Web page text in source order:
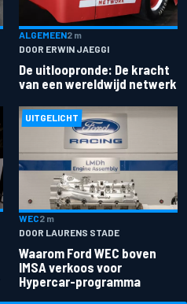
ALGEMEEN2 m
DOOR ERWIN JAEGGI
De uitloopronde: De kracht
van een wereldwijd netwerk
UITGELICHT
WEC2 m
DOOR LAURENS STADE
Waarom Ford WEC boven
IMSA verkoos voor
Hypercar-programma